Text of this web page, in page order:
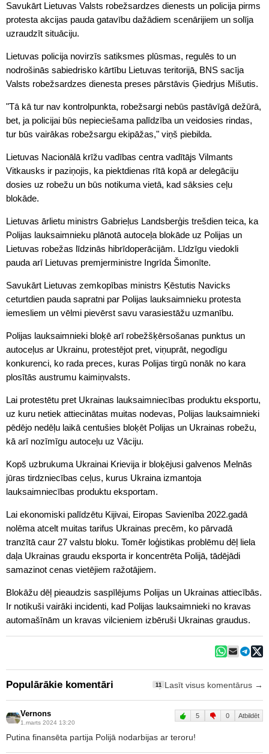
Savukārt Lietuvas Valsts robežsardzes dienests un policija pirms
protesta akcijas pauda gatavību dažādiem scenārijiem un solīja
uzraudzīt situāciju.
Lietuvas policija novirzīs satiksmes plūsmas, regulēs to un
nodrošinās sabiedrisko kārtību Lietuvas teritorijā, BNS sacīja
Valsts robežsardzes dienesta preses pārstāvis Ģiedrjus Mišutis.
"Tā kā tur nav kontrolpunkta, robežsargi nebūs pastāvīgā dežūrā,
bet, ja policijai būs nepieciešama palīdzība un veidosies rindas,
tur būs vairākas robežsargu ekipāžas," viņš piebilda.
Lietuvas Nacionālā krīžu vadības centra vadītājs Vilmants
Vitkausks ir paziņojis, ka piektdienas rītā kopā ar delegāciju
dosies uz robežu un būs notikuma vietā, kad sāksies ceļu
blokāde.
Lietuvas ārlietu ministrs Gabrieļus Landsberģis trešdien teica, ka
Polijas lauksaimnieku plānotā autoceļa blokāde uz Polijas un
Lietuvas robežas līdzinās hibrīdoperācijām. Līdzīgu viedokli
pauda arī Lietuvas premjerministre Ingrīda Šimonīte.
Savukārt Lietuvas zemkopības ministrs Ķēstutis Navicks
ceturtdien pauda sapratni par Polijas lauksaimnieku protesta
iemesliem un vēlmi pievērst savu varasiestāžu uzmanību.
Polijas lauksaimnieki bloķē arī robežšķērsošanas punktus un
autoceļus ar Ukrainu, protestējot pret, viņuprāt, negodīgu
konkurenci, ko rada preces, kuras Polijas tirgū nonāk no kara
plosītās austrumu kaimiņvalsts.
Lai protestētu pret Ukrainas lauksaimniecības produktu eksportu,
uz kuru netiek attiecinātas muitas nodevas, Polijas lauksaimnieki
pēdējo nedēļu laikā centušies bloķēt Polijas un Ukrainas robežu,
kā arī nozīmīgu autoceļu uz Vāciju.
Kopš uzbrukuma Ukrainai Krievija ir bloķējusi galvenos Melnās
jūras tirdzniecības ceļus, kurus Ukraina izmantoja
lauksaimniecības produktu eksportam.
Lai ekonomiski palīdzētu Kijivai, Eiropas Savienība 2022.gadā
nolēma atcelt muitas tarifus Ukrainas precēm, ko pārvadā
tranzītā caur 27 valstu bloku. Tomēr loģistikas problēmu dēļ liela
daļa Ukrainas graudu eksporta ir koncentrēta Polijā, tādējādi
samazinot cenas vietējiem ražotājiem.
Blokāžu dēļ pieaudzis saspīlējums Polijas un Ukrainas attiecībās.
Ir notikuši vairāki incidenti, kad Polijas lauksaimnieki no kravas
automašīnām un kravas vilcieniem izbēruši Ukrainas graudus.
Populārākie komentāri 11 Lasīt visus komentārus →
Vernons
1.marts 2024 13:20
5 0 Atbildēt
Putina finansēta partija Polijā nodarbijas ar teroru!